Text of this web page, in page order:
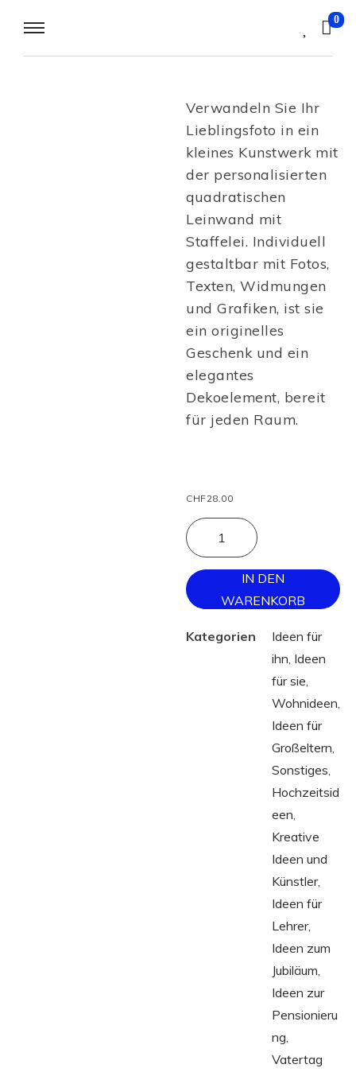
0
Verwandeln Sie Ihr
Lieblingsfoto in ein
kleines Kunstwerk mit
der personalisierten
quadratischen
Leinwand mit
Staffelei. Individuell
gestaltbar mit Fotos,
Texten, Widmungen
und Grafiken, ist sie
ein originelles
Geschenk und ein
elegantes
Dekoelement, bereit
für jeden Raum.
CHF28.00
IN DEN
WARENKORB
Kategorien
Ideen für
ihn Ideen
für sie
Wohnideen
Ideen für
Großeltern
Sonstiges
Hochzeitsid
een
Kreative
Ideen und
Künstler,
Ideen für
Lehrer,
Ideen zum
Jubiläum
Ideen zur
Pensionieru
ng
Vatertag